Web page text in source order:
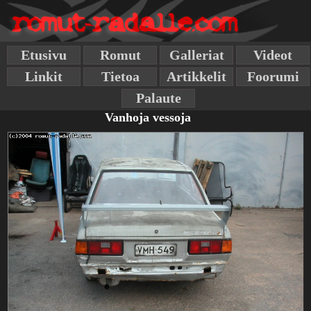
Etusivu Romut Galleriat
Videot
Linkit
Tietoa Artikkelit
Foorumi
Palaute
Vanhoja vessoja